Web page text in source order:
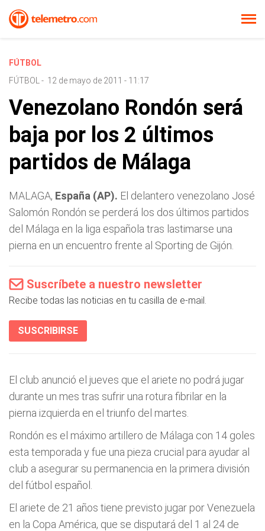
FÚTBOL
FÚTBOL
- 12 de mayo de 2011 - 11:17
Venezolano Rondón será
baja por los 2 últimos
partidos de Málaga
MALAGA, España (AP). El delantero venezolano José
Salomón Rondón se perderá los dos últimos partidos
del Málaga en la liga española tras lastimarse una
pierna en un encuentro frente al Sporting de Gijón.
Suscríbete a nuestro newsletter
Recibe todas las noticias en tu casilla de e-mail.
SUSCRIBIRSE
El club anunció el jueves que el ariete no podrá jugar
durante un mes tras sufrir una rotura fibrilar en la
pierna izquierda en el triunfo del martes.
Rondón es el máximo artillero de Málaga con 14 goles
esta temporada y fue una pieza crucial para ayudar al
club a asegurar su permanencia en la primera división
del fútbol español.
El ariete de 21 años tiene previsto jugar por Venezuela
en la Copa América, que se disputará del 1 al 24 de